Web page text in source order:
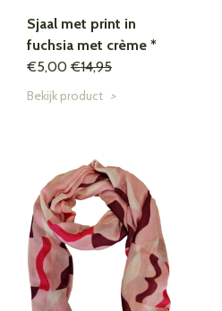
Sjaal met print in
fuchsia met crème *
€5,00 €14,95
Bekijk product >